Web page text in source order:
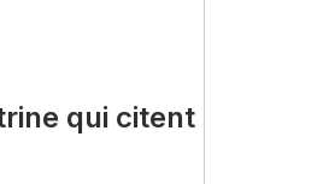
qui citent